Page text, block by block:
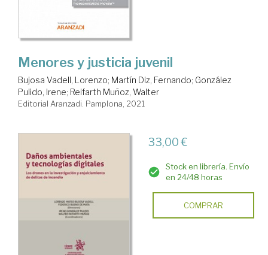
Menores y justicia juvenil
Bujosa Vadell, Lorenzo; Martín Diz, Fernando; González
Pulido, Irene; Reifarth Muñoz, Walter
Editorial Aranzadi. Pamplona, 2021
33,00 €
Stock en librería. Envío
en 24/48 horas
COMPRAR